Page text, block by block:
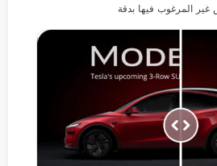
غير المرغوب فيها بدقة